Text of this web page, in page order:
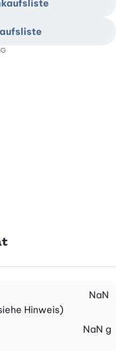
Hinweis)
NaN
NaN g